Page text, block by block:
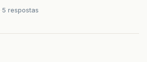
5 respostas